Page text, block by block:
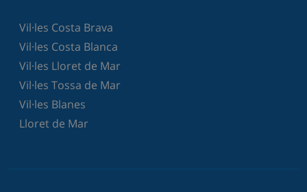
Vil·les Costa Brava
Vil·les Costa Blanca
Vil·les Lloret de Mar
Vil·les Tossa de Mar
Vil·les Blanes
Lloret de Mar